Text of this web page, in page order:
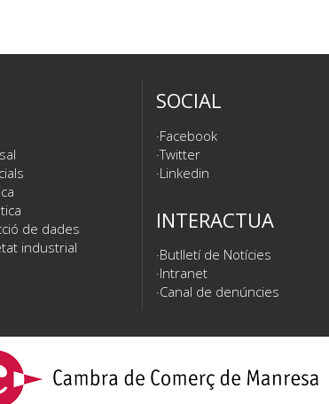
de dades
industrial
SOCIAL
Facebook
Twitter
Linkedin
INTERACTUA
Butlletí de Notícies
Intranet
Canal de denúncies